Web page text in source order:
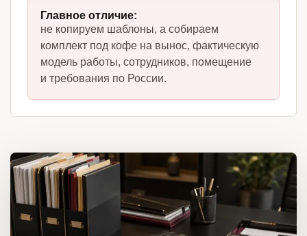
Главное отличие:
не копируем шаблоны, а собираем
комплект под кофе на вынос, фактическую
модель работы, сотрудников, помещение
и требования по России.